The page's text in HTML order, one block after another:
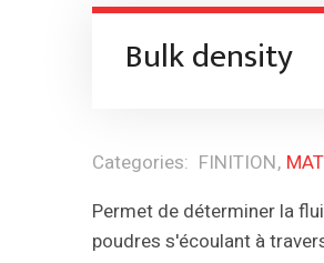
Bulk density
Categories: FINITION
Permet de déterminer la
poudres s'écoulant à